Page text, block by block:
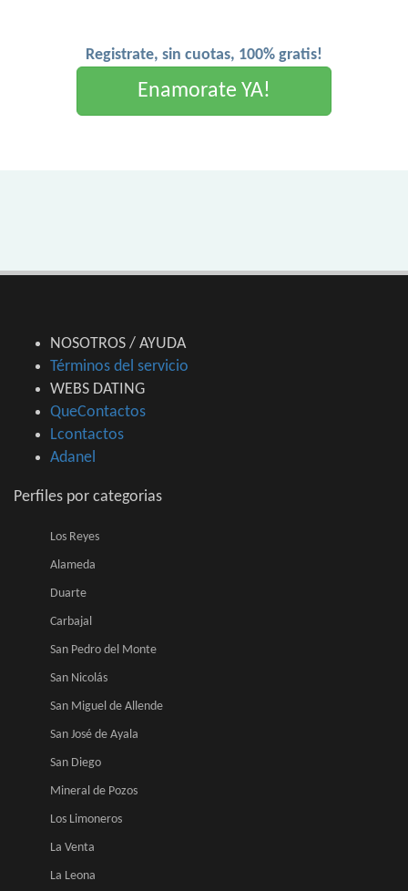
Registrate, sin cuotas, 100% gratis!
Enamorate YA!
NOSOTROS / AYUDA
Términos del servicio
WEBS DATING
QueContactos
Lcontactos
Adanel
Perfiles por categorias
Los Reyes
Alameda
Duarte
Carbajal
San Pedro del Monte
San Nicolás
San Miguel de Allende
San José de Ayala
San Diego
Mineral de Pozos
Los Limoneros
La Venta
La Leona